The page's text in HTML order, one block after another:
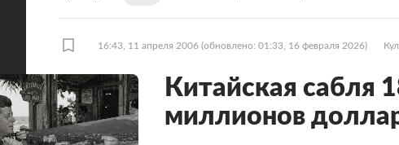
16:43, 11 апреля 2006 (обновлено: 01:33, 16 февраля 2026)
Китайская сабля
миллионов